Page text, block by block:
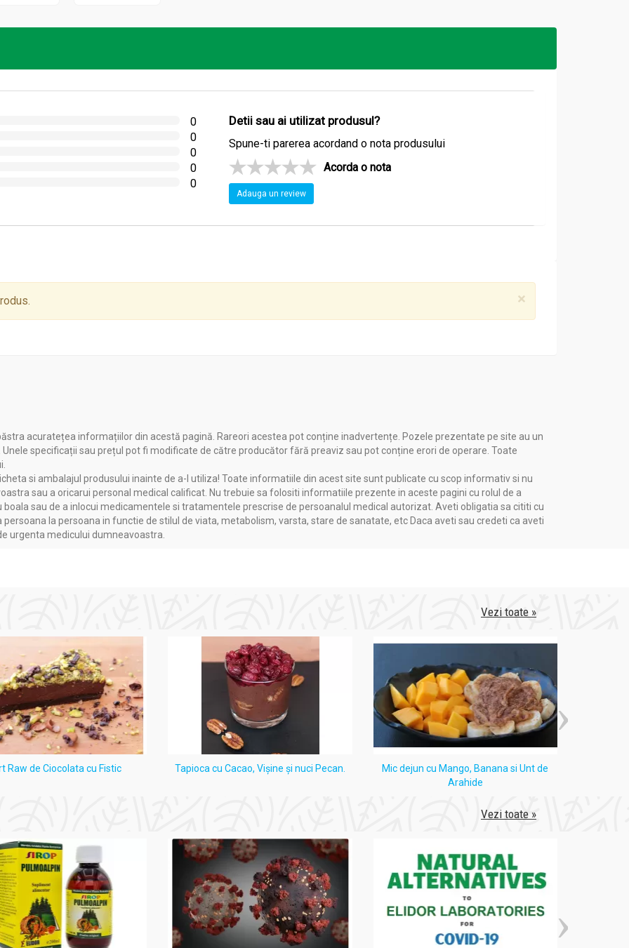
0
0
0
0
0
Detii sau ai utilizat produsul?
Spune-ti parerea acordand o nota produsului
Acorda o nota
Adauga un review
×
acuratețea informațiilor din acestă pagină. Rareori acestea pot conține inadvertențe. Pozele prezentate pe site au un
specificații sau prețul pot fi modificate de către producător fără preaviz sau pot conține erori de operare. Toate
si ambalajul produsului inainte de a-l utiliza! Toate informatiile din acest site sunt publicate cu scop informativ si nu
sau a oricarui personal medical calificat. Nu trebuie sa folositi informatiile prezente in aceste pagini cu rolul de a
sau de a inlocui medicamentele si tratamentele prescrise de persoanalul medical autorizat. Aveti obligatia sa cititi cu
la persoana in functie de stilul de viata, metabolism, varsta, stare de sanatate, etc Daca aveti sau credeti ca aveti
urgenta medicului dumneavoastra.
Vezi toate »
Raw de Ciocolata cu Fistic Tapioca cu Cacao, Vişine şi nuci Pecan.
Mic dejun cu Mango, Banana si Unt de
Arahide
Vezi toate »